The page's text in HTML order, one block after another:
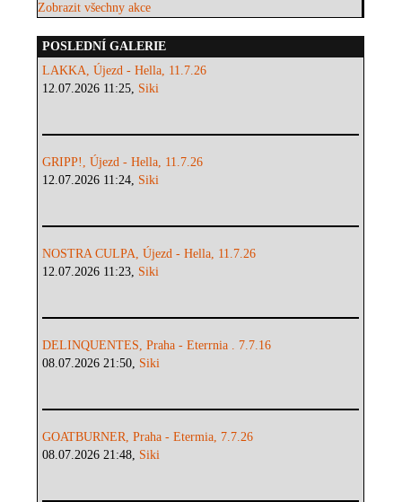
Zobrazit všechny akce
POSLEDNÍ GALERIE
LAKKA, Újezd - Hella, 11.7.26
12.07.2026 11:25, Siki
GRIPP!, Újezd - Hella, 11.7.26
12.07.2026 11:24, Siki
NOSTRA CULPA, Újezd - Hella, 11.7.26
12.07.2026 11:23, Siki
DELINQUENTES, Praha - Eterrnia . 7.7.16
08.07.2026 21:50, Siki
GOATBURNER, Praha - Etermia, 7.7.26
08.07.2026 21:48, Siki